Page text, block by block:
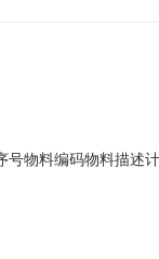
物料编码物料描述
2027-09-17是否